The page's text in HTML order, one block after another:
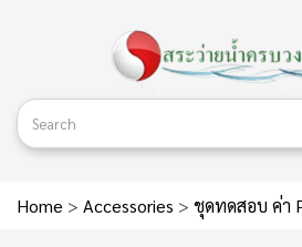
Home > Accessories > ชุดทดสอบ ค่า